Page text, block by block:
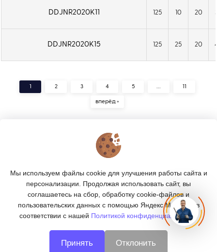
DDJNR2020K11 125 10 20
DDJNR2020K15 125 25 20
1 2 3 4 5 ... 11
вперёд »
КАТАЛОГ
ПОДПИСКА
Мы используем файлы cookie для улучшения работы сайта и
персонализации. Продолжая использовать сайт, вы
соглашаетесь на сбор, обработку cookie-файлов и
пользовательских данных с помощью Яндекс.Метрика, в
соответствии с нашей Политикой конфиденциальности.
Принять Отклонить